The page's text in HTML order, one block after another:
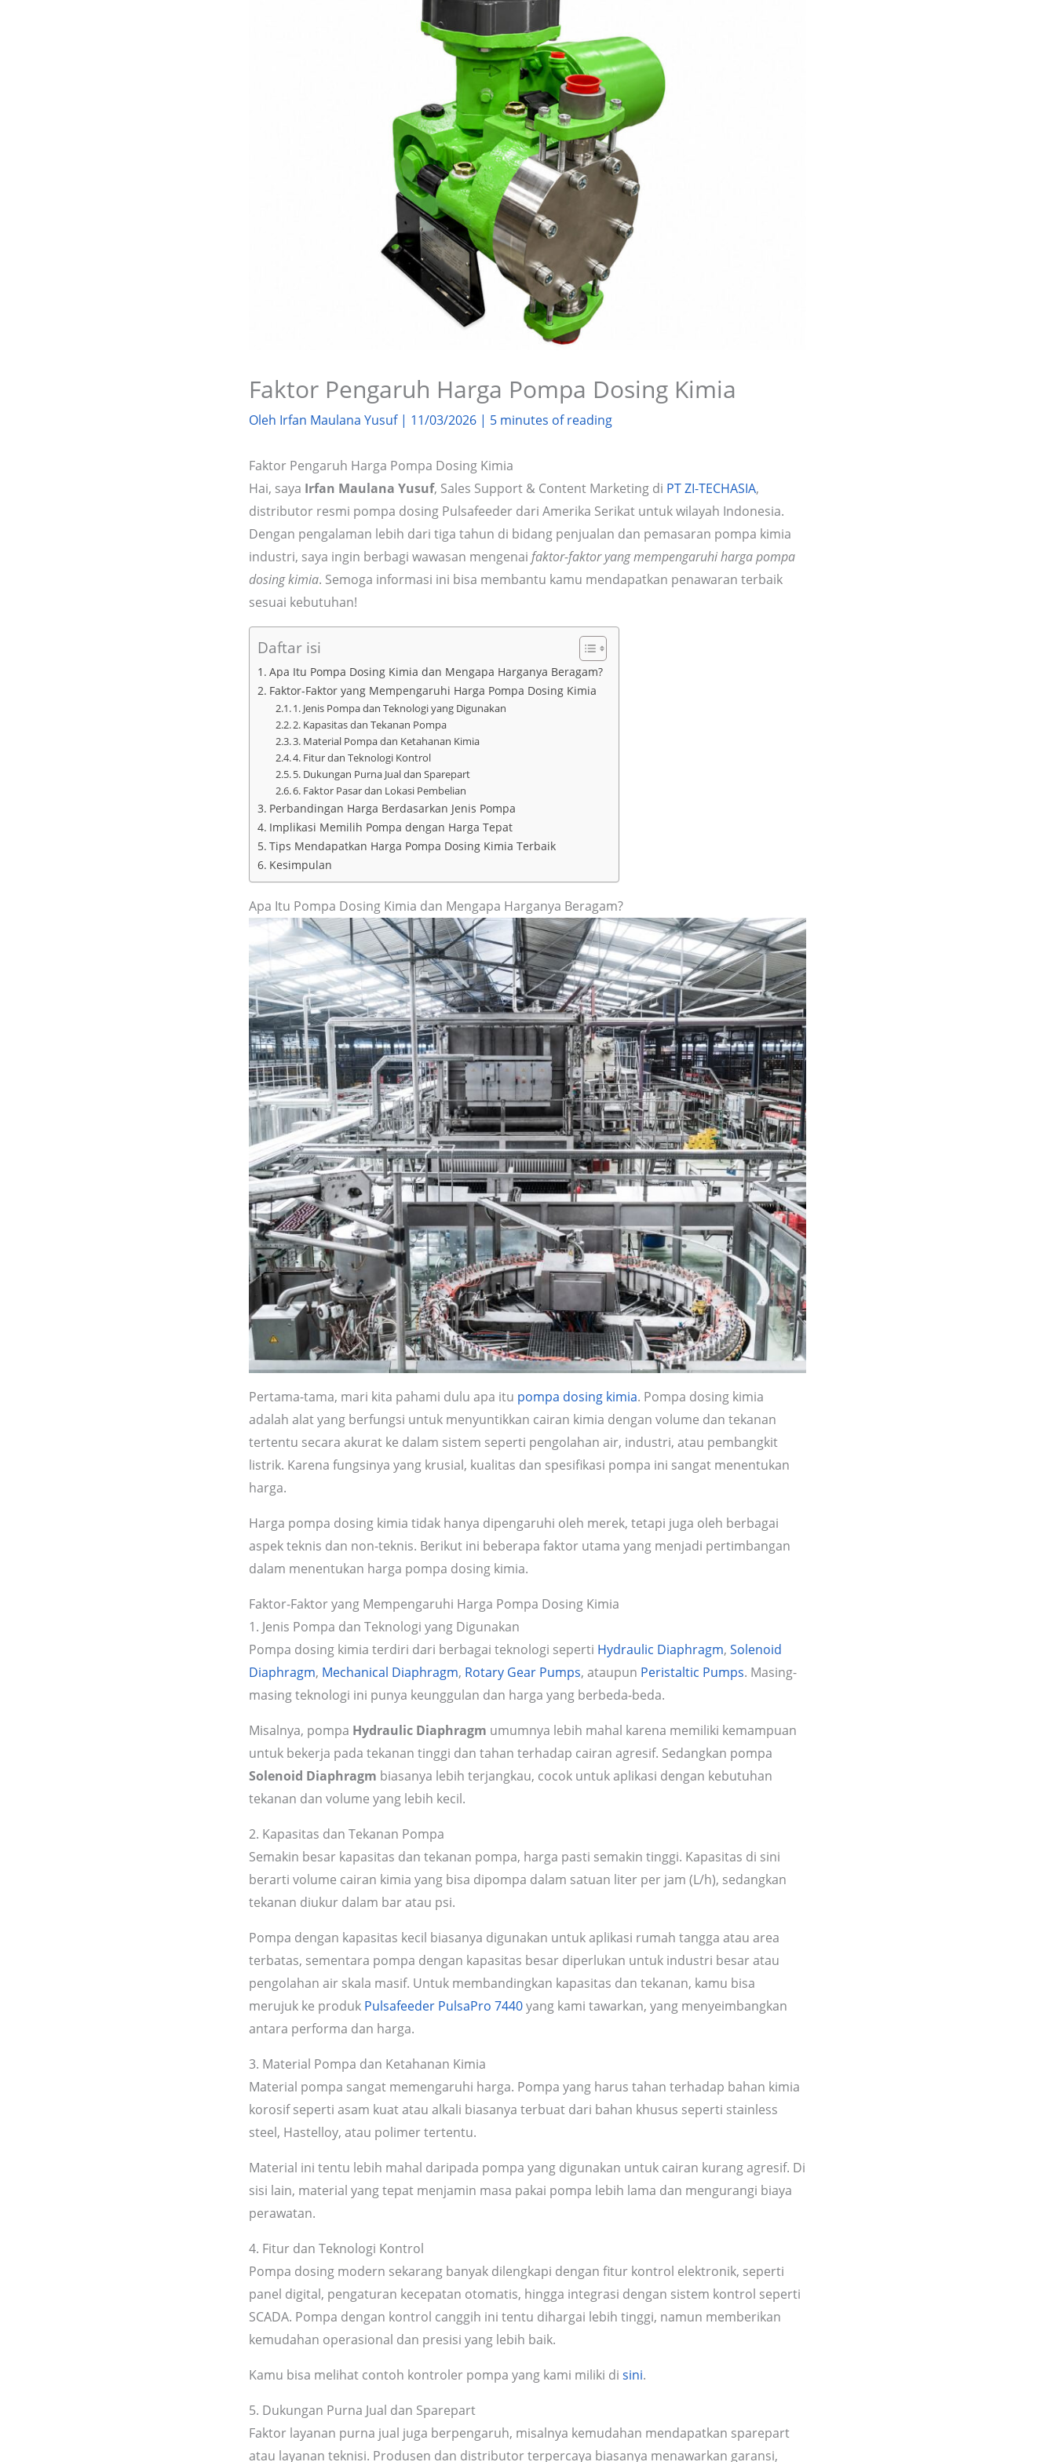
Faktor Pengaruh Harga Pompa Dosing Kimia
Oleh Irfan Maulana Yusuf | 11/03/2026 | 5 minutes of reading
Faktor Pengaruh Harga Pompa Dosing Kimia
Hai, saya Irfan Maulana Yusuf, Sales Support & Content Marketing di PT ZI-TECHASIA,
distributor resmi pompa dosing Pulsafeeder dari Amerika Serikat untuk wilayah Indonesia.
Dengan pengalaman lebih dari tiga tahun di bidang penjualan dan pemasaran pompa kimia
industri, saya ingin berbagi wawasan mengenai faktor-faktor yang mempengaruhi harga pompa
dosing kimia. Semoga informasi ini bisa membantu kamu mendapatkan penawaran terbaik
sesuai kebutuhan!
Daftar isi
Apa Itu Pompa Dosing Kimia dan Mengapa Harganya Beragam?
Faktor-Faktor yang Mempengaruhi Harga Pompa Dosing Kimia
1. Jenis Pompa dan Teknologi yang Digunakan
2. Kapasitas dan Tekanan Pompa
3. Material Pompa dan Ketahanan Kimia
4. Fitur dan Teknologi Kontrol
5. Dukungan Purna Jual dan Sparepart
6. Faktor Pasar dan Lokasi Pembelian
Perbandingan Harga Berdasarkan Jenis Pompa
Implikasi Memilih Pompa dengan Harga Tepat
Tips Mendapatkan Harga Pompa Dosing Kimia Terbaik
Kesimpulan
Apa Itu Pompa Dosing Kimia dan Mengapa Harganya Beragam?
Pertama-tama, mari kita pahami dulu apa itu pompa dosing kimia. Pompa dosing kimia
adalah alat yang berfungsi untuk menyuntikkan cairan kimia dengan volume dan tekanan
tertentu secara akurat ke dalam sistem seperti pengolahan air, industri, atau pembangkit
listrik. Karena fungsinya yang krusial, kualitas dan spesifikasi pompa ini sangat menentukan
harga.
Harga pompa dosing kimia tidak hanya dipengaruhi oleh merek, tetapi juga oleh berbagai
aspek teknis dan non-teknis. Berikut ini beberapa faktor utama yang menjadi pertimbangan
dalam menentukan harga pompa dosing kimia.
Faktor-Faktor yang Mempengaruhi Harga Pompa Dosing Kimia
1. Jenis Pompa dan Teknologi yang Digunakan
Pompa dosing kimia terdiri dari berbagai teknologi seperti Hydraulic Diaphragm, Solenoid
Diaphragm, Mechanical Diaphragm, Rotary Gear Pumps, ataupun Peristaltic Pumps. Masing-
masing teknologi ini punya keunggulan dan harga yang berbeda-beda.
Misalnya, pompa Hydraulic Diaphragm umumnya lebih mahal karena memiliki kemampuan
untuk bekerja pada tekanan tinggi dan tahan terhadap cairan agresif. Sedangkan pompa
Solenoid Diaphragm biasanya lebih terjangkau, cocok untuk aplikasi dengan kebutuhan
tekanan dan volume yang lebih kecil.
2. Kapasitas dan Tekanan Pompa
Semakin besar kapasitas dan tekanan pompa, harga pasti semakin tinggi. Kapasitas di sini
berarti volume cairan kimia yang bisa dipompa dalam satuan liter per jam (L/h), sedangkan
tekanan diukur dalam bar atau psi.
Pompa dengan kapasitas kecil biasanya digunakan untuk aplikasi rumah tangga atau area
terbatas, sementara pompa dengan kapasitas besar diperlukan untuk industri besar atau
pengolahan air skala masif. Untuk membandingkan kapasitas dan tekanan, kamu bisa
merujuk ke produk Pulsafeeder PulsaPro 7440yang kami tawarkan, yang menyeimbangkan
antara performa dan harga.
3. Material Pompa dan Ketahanan Kimia
Material pompa sangat memengaruhi harga. Pompa yang harus tahan terhadap bahan kimia
korosif seperti asam kuat atau alkali biasanya terbuat dari bahan khusus seperti stainless
steel, Hastelloy, atau polimer tertentu.
Material ini tentu lebih mahal daripada pompa yang digunakan untuk cairan kurang agresif. Di
sisi lain, material yang tepat menjamin masa pakai pompa lebih lama dan mengurangi biaya
perawatan.
4. Fitur dan Teknologi Kontrol
Pompa dosing modern sekarang banyak dilengkapi dengan fitur kontrol elektronik, seperti
panel digital, pengaturan kecepatan otomatis, hingga integrasi dengan sistem kontrol seperti
SCADA. Pompa dengan kontrol canggih ini tentu dihargai lebih tinggi, namun memberikan
kemudahan operasional dan presisi yang lebih baik.
Kamu bisa melihat contoh kontroler pompa yang kami miliki di sini.
5. Dukungan Purna Jual dan Sparepart
Faktor layanan purna jual juga berpengaruh, misalnya kemudahan mendapatkan sparepart
atau layanan teknisi. Produsen dan distributor terpercaya biasanya menawarkan garansi,